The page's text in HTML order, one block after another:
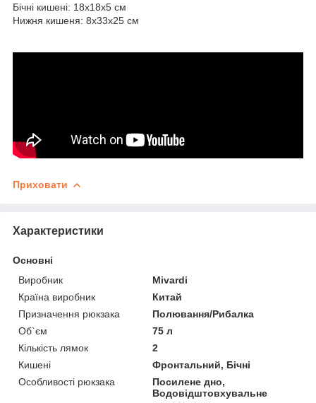
Бічні кишені: 18x18x5 см
Нижня кишеня: 8x33x25 см
Приховати
Характеристики
Основні
Виробник
Mivardi
Країна виробник
Китай
Призначення рюкзака
Полювання/Рибалка
Об`єм
75 л
Кількість лямок
2
Кишені
Фронтальний, Бічні
Особливості рюкзака
Посилене дно,
Водовідштовхувальне